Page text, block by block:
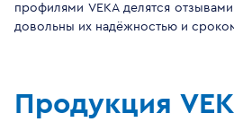
профилями VEKA делятся
довольны их надёжностью и
Продукция